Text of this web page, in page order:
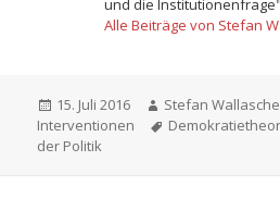
und die
Alle Beiträge von Stefan
Veröffentlicht
am
15. Juli 2016 Autor
Stefan
Interventionen
Schlagwörter
der Politik